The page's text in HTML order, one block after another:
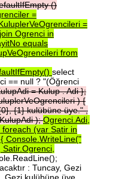
()
=
=
join Ogrenci in
equals
from
select
== null ? "(Öğrenci
=Kulup.Adi};
){
{1}kulübüneüye.",
KulupAdi);Ogrenci.Adi,
foreach (var Satir in
{ Console.WriteLine("
Satir.Ogrenci,
: Tuncay, Gezi